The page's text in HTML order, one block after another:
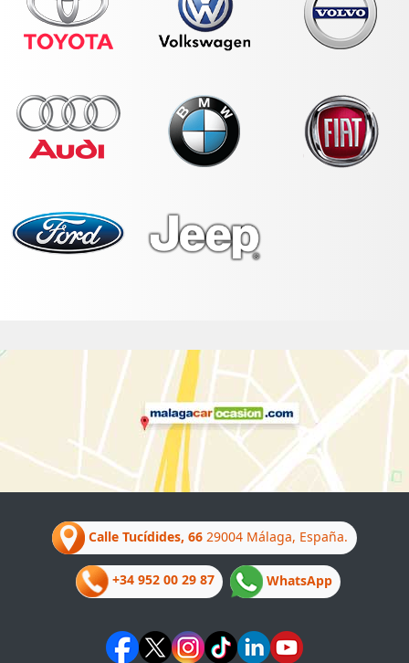
Calle Tucídides, 66 29004 Málaga, España.
+34 952 00 29 87 WhatsApp